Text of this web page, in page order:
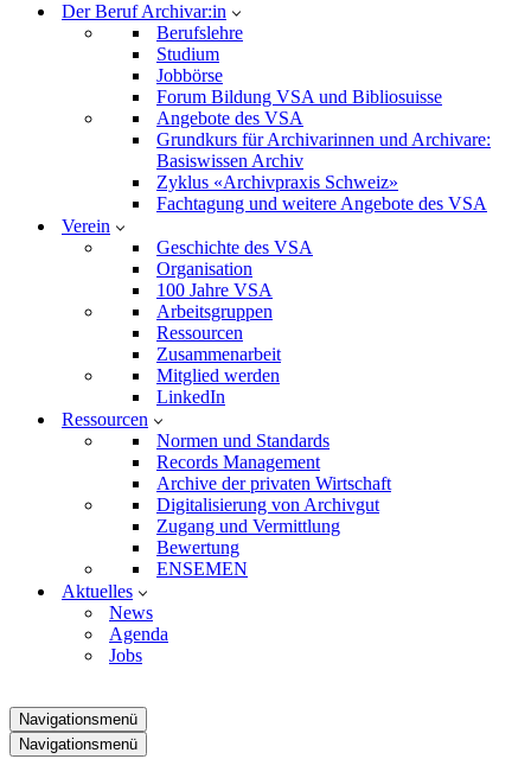
Der Beruf Archivar:in
Berufslehre
Studium
Jobbörse
Forum Bildung VSA und Bibliosuisse
Angebote des VSA
Grundkurs für Archivarinnen und Archivare:
Basiswissen Archiv
Zyklus «Archivpraxis Schweiz»
Fachtagung und weitere Angebote des VSA
Verein
Geschichte des VSA
Organisation
100 Jahre VSA
Arbeitsgruppen
Ressourcen
Zusammenarbeit
Mitglied werden
LinkedIn
Ressourcen
Normen und Standards
Records Management
Archive der privaten Wirtschaft
Digitalisierung von Archivgut
Zugang und Vermittlung
Bewertung
ENSEMEN
Aktuelles
News
Agenda
Jobs
Navigationsmenü
Navigationsmenü